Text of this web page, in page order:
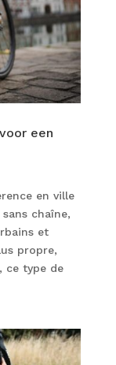
een
en ville
chaîne,
et
propre,
ce type de